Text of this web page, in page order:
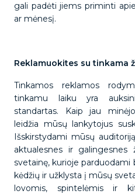
gali padėti jiems priminti
ar mėnesį.
Reklamuokites su tinkama
Tinkamos reklamos
tinkamu laiku yra
standartas. Kaip jau
leidžia mūsų lankytojus
Išskirstydami mūsų
aktualesnes ir galingesnes
svetainę, kurioje parduodami
kėdžių ir užklysta į mūsų
lovomis, spintelėmis ir